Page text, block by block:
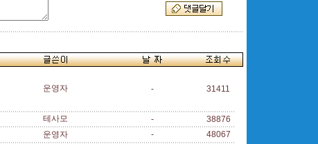
운영자 - 31411
테사모 -
38876
운영자 -
48067